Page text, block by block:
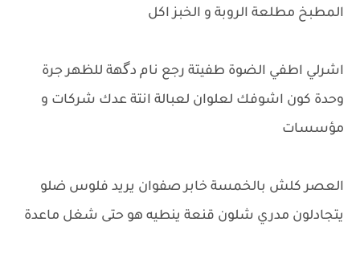
المطبخ مطلعة الروبة و الخبز اكل
اشرلي اطفي الضوة طفيتة رجع نام دگهة للظهر جرة
وحدة كون اشوفك لعلوان لعبالة انتة عدك شركات و
مؤسسات
العصر كلش بالخمسة خابر صفوان يريد فلوس ضلو
يتجادلون مدري شلون قنعة ينطيه هو حتى شغل ماعدة